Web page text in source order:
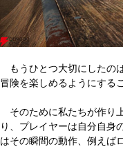
もうひとつ大切にしたの
冒険を楽しめるようにする
そのために私たちが作り
り、プレイヤーは自分自身
はその瞬間の動作、例えば